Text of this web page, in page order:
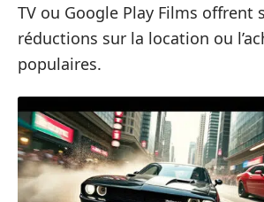
TV ou Google Play Films offrent
réductions sur la location ou
populaires.